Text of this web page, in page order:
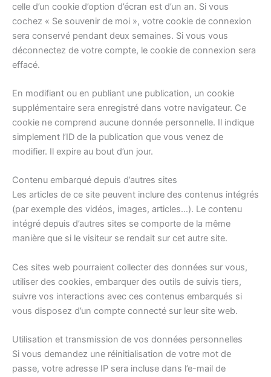
celle d’un cookie d’option d’écran est d’un an. Si vous
cochez « Se souvenir de moi », votre cookie de connexion
sera conservé pendant deux semaines. Si vous vous
déconnectez de votre compte, le cookie de connexion sera
effacé.
En modifiant ou en publiant une publication, un cookie
supplémentaire sera enregistré dans votre navigateur. Ce
cookie ne comprend aucune donnée personnelle. Il indique
simplement l’ID de la publication que vous venez de
modifier. Il expire au bout d’un jour.
Contenu embarqué depuis d’autres sites
Les articles de ce site peuvent inclure des contenus intégrés
(par exemple des vidéos, images, articles…). Le contenu
intégré depuis d’autres sites se comporte de la même
manière que si le visiteur se rendait sur cet autre site.
Ces sites web pourraient collecter des données sur vous,
utiliser des cookies, embarquer des outils de suivis tiers,
suivre vos interactions avec ces contenus embarqués si
vous disposez d’un compte connecté sur leur site web.
Utilisation et transmission de vos données personnelles
Si vous demandez une réinitialisation de votre mot de
passe, votre adresse IP sera incluse dans l’e-mail de